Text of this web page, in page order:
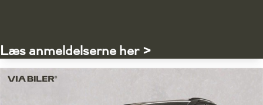
Læs anmeldelserne her >